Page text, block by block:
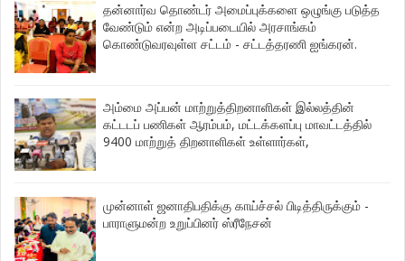
தன்னார்வ தொண்டர் அமைப்புக்களை ஒழுங்கு படுத்த
வேண்டும் என்ற அடிப்படையில் அரசாங்கம்
கொண்டுவரவுள்ள சட்டம் - சட்டத்தரணி ஐங்கரன்.
அம்மை அப்பன் மாற்றுத்திறனாளிகள் இல்லத்தின்
கட்டடப் பணிகள் ஆரம்பம், மட்டக்களப்பு மாவட்டத்தில்
9400 மாற்றுத் திறனாளிகள் உள்ளார்கள்,
முன்னாள் ஜனாதிபதிக்கு காய்ச்சல் பிடித்திருக்கும் -
பாராளுமன்ற உறுப்பினர் ஸ்ரீநேசன்